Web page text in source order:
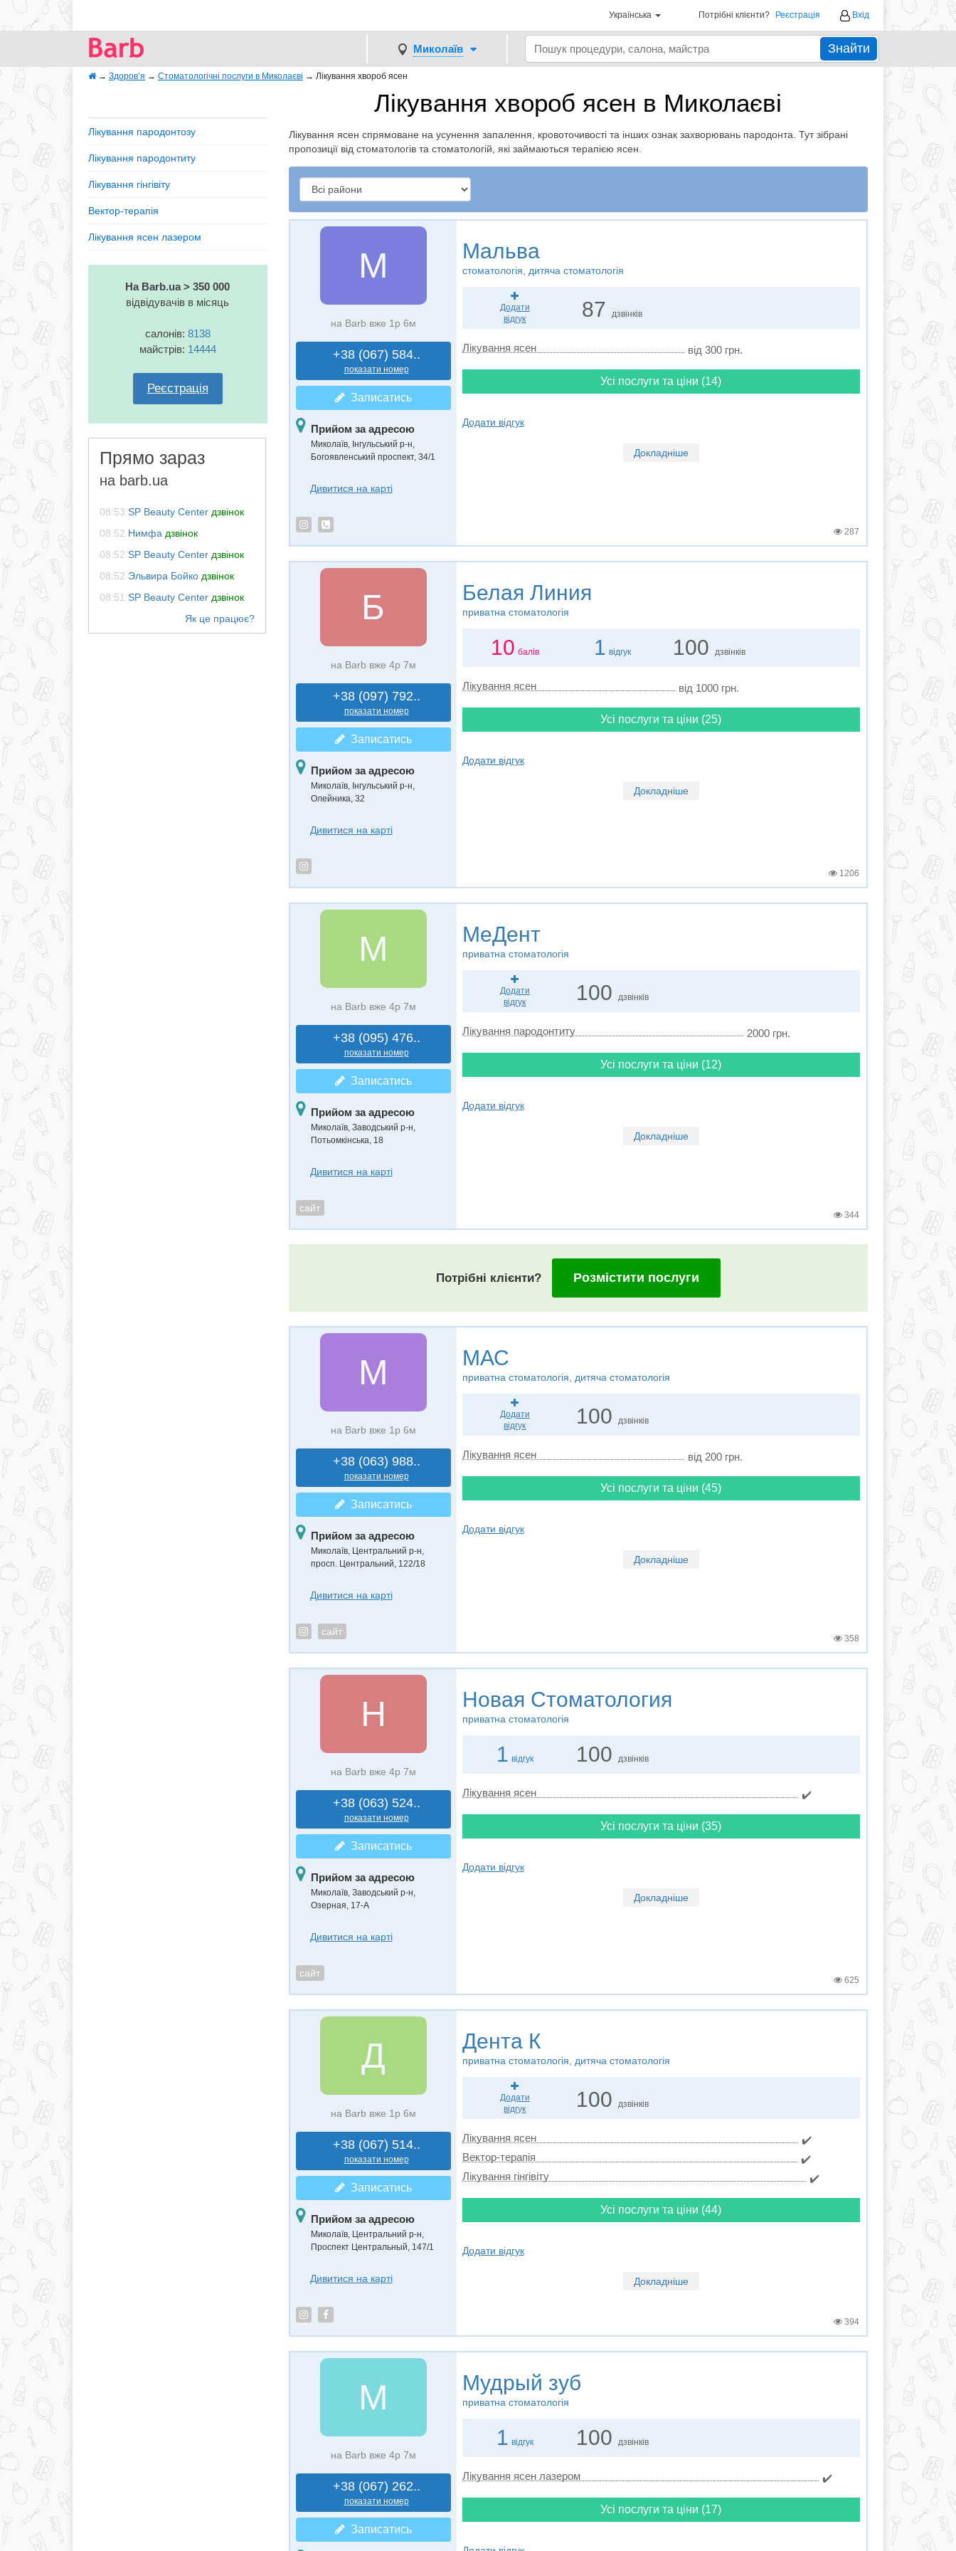
Українська Потрібні клієнти? Реєстрація Вхід
Миколаїв Знайти
→ Здоров’я → Стоматологічні послуги в Миколаєві → Лікування хвороб ясен
Лікування хвороб ясен в Миколаєві
Лікування ясен спрямоване на усунення запалення, кровоточивості та інших ознак захворювань пародонта. Тут зібрані
пропозиції від стоматологів та стоматологій, які займаються терапією ясен.
Лікування пародонтозу
Лікування пародонтиту
Лікування гінгівіту
Вектор-терапія
Лікування ясен лазером
На Barb.ua > 350 000
відвідувачів в місяць
салонів: 8138
майстрів: 14444
Реєстрація
Прямо зараз
на barb.ua
08:53 SP Beauty Center дзвінок
08:52 Нимфа дзвінок
08:52 SP Beauty Center дзвінок
08:52 Эльвира Бойко дзвінок
08:51 SP Beauty Center дзвінок
М
на Barb вже 1р 6м
+38 (067) 584..
показати номер
Записатись
Прийом за адресою
Миколаїв, Інгульський р-н,
Богоявленський проспект, 34/1
Дивитися на карті
Мальва
стоматологія, дитяча стоматологія
Додати
відгук
87 дзвінків
Лікування ясен від 300 грн.
Усі послуги та ціни (14)
Додати відгук
Докладніше
287
Б
на Barb вже 4р 7м
+38 (097) 792..
показати номер
Записатись
Прийом за адресою
Миколаїв, Інгульський р-н,
Олейника, 32
Дивитися на карті
Белая Линия
приватна стоматологія
10 балів 1 відгук 100 дзвінків
Лікування ясен від 1000 грн.
Усі послуги та ціни (25)
Додати відгук
Докладніше
1206
М
на Barb вже 4р 7м
+38 (095) 476..
показати номер
Записатись
Прийом за адресою
Миколаїв, Заводський р-н,
Потьомкінська, 18
Дивитися на карті
сайт
МеДент
приватна стоматологія
Додати
відгук
100 дзвінків
Лікування пародонтиту 2000 грн.
Усі послуги та ціни (12)
Додати відгук
Докладніше
344
Потрібні клієнти? Розмістити послуги
М
на Barb вже 1р 6м
+38 (063) 988..
показати номер
Записатись
Прийом за адресою
Миколаїв, Центральний р-н,
просп. Центральний, 122/18
Дивитися на карті
сайт
МАС
приватна стоматологія, дитяча стоматологія
Додати
відгук
100 дзвінків
Лікування ясен від 200 грн.
Усі послуги та ціни (45)
Додати відгук
Докладніше
358
Н
на Barb вже 4р 7м
+38 (063) 524..
показати номер
Записатись
Прийом за адресою
Миколаїв, Заводський р-н,
Озерная, 17-А
Дивитися на карті
сайт
Новая Стоматология
приватна стоматологія
1 відгук 100 дзвінків
Лікування ясен ✔️
Усі послуги та ціни (35)
Додати відгук
Докладніше
625
Д
на Barb вже 1р 6м
+38 (067) 514..
показати номер
Записатись
Прийом за адресою
Миколаїв, Центральний р-н,
Проспект Центральный, 147/1
Дивитися на карті
Дента К
приватна стоматологія, дитяча стоматологія
Додати
відгук
100 дзвінків
Лікування ясен
✔️
Вектор-терапія
✔️
Лікування гінгівіту
✔️
Усі послуги та ціни (44)
Додати відгук
Докладніше
394
М
на Barb вже 4р 7м
+38 (067) 262..
показати номер
Записатись
Мудрый зуб
приватна стоматологія
1 відгук 100 дзвінків
Лікування ясен лазером ✔️
Усі послуги та ціни (17)